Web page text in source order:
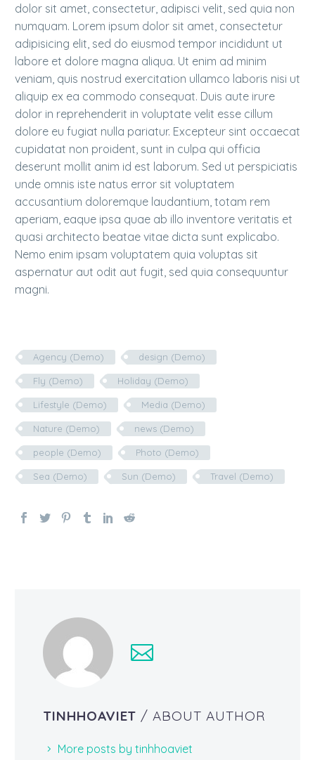
dolor sit amet, consectetur, adipisci velit, sed quia non
numquam. Lorem ipsum dolor sit amet, consectetur
adipisicing elit, sed do eiusmod tempor incididunt ut
labore et dolore magna aliqua. Ut enim ad minim
veniam, quis nostrud exercitation ullamco laboris nisi ut
aliquip ex ea commodo consequat. Duis aute irure
dolor in reprehenderit in voluptate velit esse cillum
dolore eu fugiat nulla pariatur. Excepteur sint occaecat
cupidatat non proident, sunt in culpa qui officia
deserunt mollit anim id est laborum. Sed ut perspiciatis
unde omnis iste natus error sit voluptatem
accusantium doloremque laudantium, totam rem
aperiam, eaque ipsa quae ab illo inventore veritatis et
quasi architecto beatae vitae dicta sunt explicabo.
Nemo enim ipsam voluptatem quia voluptas sit
aspernatur aut odit aut fugit, sed quia consequuntur
magni.
Agency (Demo) design (Demo)
Fly (Demo) Holiday (Demo)
Lifestyle (Demo) Media (Demo)
Nature (Demo) news (Demo)
people (Demo) Photo (Demo)
Sea (Demo) Sun (Demo) Travel (Demo)
TINHHOAVIET / ABOUT AUTHOR
More posts by tinhhoaviet